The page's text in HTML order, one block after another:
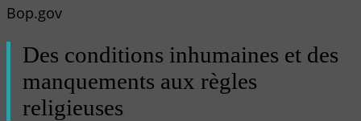
Bop.gov
Des conditions inhumaines et des
manquements aux règles
religieuses